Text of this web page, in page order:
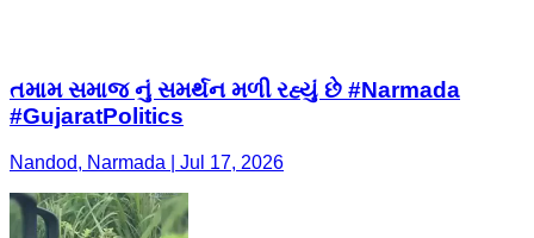
તમામ સમાજ નું સમર્થન મળી રહ્યું છે #Narmada
#GujaratPolitics
Nandod, Narmada | Jul 17, 2026